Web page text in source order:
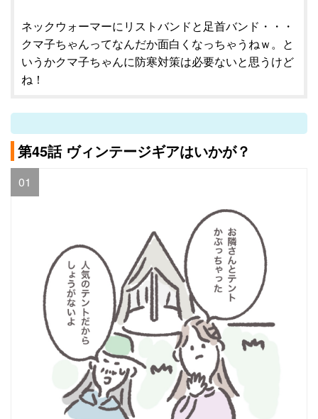
ネックウォーマーにリストバンドと足首バンド・・・
クマ子ちゃんってなんだか面白くなっちゃうねｗ。と
いうかクマ子ちゃんに防寒対策は必要ないと思うけど
ね！
第45話 ヴィンテージギアはいかが？